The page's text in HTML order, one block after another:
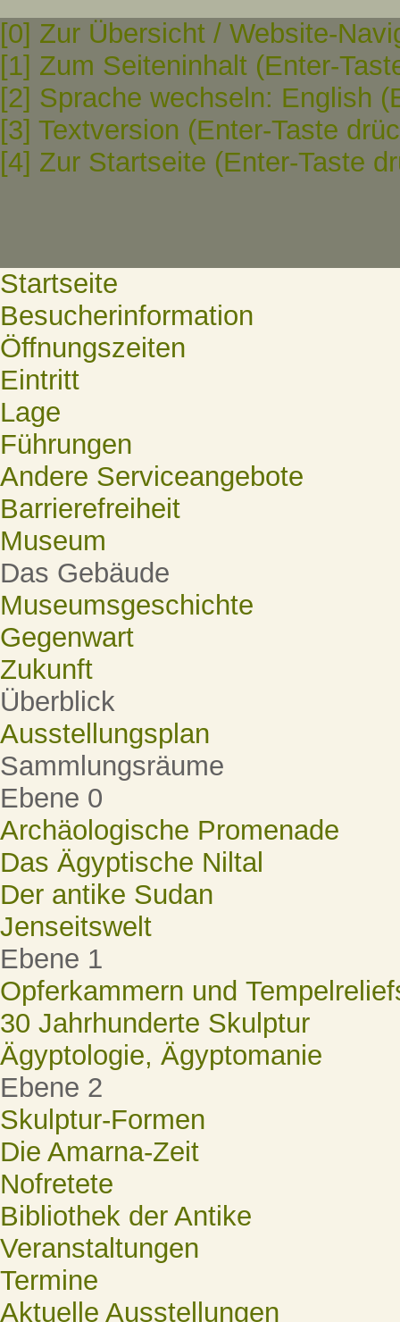
[0] Zur Übersicht / Website-
[1] Zum Seiteninhalt (Enter-
[2] Sprache wechseln: English
[3] Textversion (Enter-Taste
[4] Zur Startseite (Enter-Taste
Startseite
Besucherinformation
Öffnungszeiten
Eintritt
Lage
Führungen
Andere Serviceangebote
Barrierefreiheit
Museum
Das Gebäude
Museumsgeschichte
Gegenwart
Zukunft
Überblick
Ausstellungsplan
Sammlungsräume
Ebene 0
Archäologische Promenade
Das Ägyptische Niltal
Der antike Sudan
Jenseitswelt
Ebene 1
Opferkammern und
30 Jahrhunderte Skulptur
Ägyptologie, Ägyptomanie
Ebene 2
Skulptur-Formen
Die Amarna-Zeit
Nofretete
Bibliothek der Antike
Veranstaltungen
Termine
Aktuelle Ausstellungen